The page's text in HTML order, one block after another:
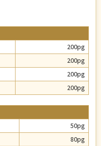
200pg
200pg
200pg
200pg
50pg
80pg